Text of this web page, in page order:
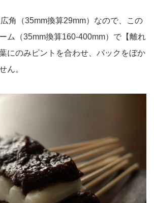
角（35mm換算29mm）なので、この
ム（35mm換算160-400mm）で【離れ
にのみピントを合わせ、バックをぼか
ん。